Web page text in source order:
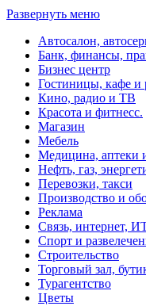
Развернуть меню
Автосалон,
Банк, финансы,
Бизнес центр
Гостиницы, кафе и
Кино, радио и ТВ
Красота и фитнесс.
Магазин
Мебель
Медицина, аптеки
Нефть, газ,
Перевозки, такси
Производство и
Реклама
Связь, интернет,
Спорт и
Строительство
Торговый зал,
Турагентство
Цветы